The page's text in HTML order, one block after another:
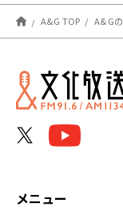
A&G TOP A&G
メニュー